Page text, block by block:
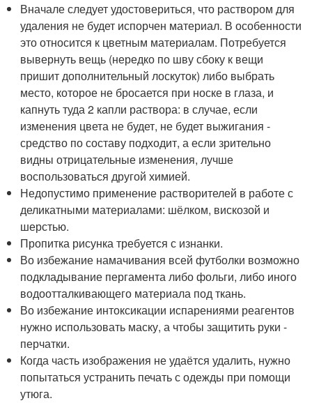
Вначале следует удостовериться, что раствором для
удаления не будет испорчен материал. В особенности
это относится к цветным материалам. Потребуется
вывернуть вещь (нередко по шву сбоку к вещи
пришит дополнительный лоскуток) либо выбрать
место, которое не бросается при носке в глаза, и
капнуть туда 2 капли раствора: в случае, если
изменения цвета не будет, не будет выжигания -
средство по составу подходит, а если зрительно
видны отрицательные изменения, лучше
воспользоваться другой химией.
Недопустимо применение растворителей в работе с
деликатными материалами: шёлком, вискозой и
шерстью.
Пропитка рисунка требуется с изнанки.
Во избежание намачивания всей футболки возможно
подкладывание пергамента либо фольги, либо иного
водоотталкивающего материала под ткань.
Во избежание интоксикации испарениями реагентов
нужно использовать маску, а чтобы защитить руки -
перчатки.
Когда часть изображения не удаётся удалить, нужно
попытаться устранить печать с одежды при помощи
утюга.